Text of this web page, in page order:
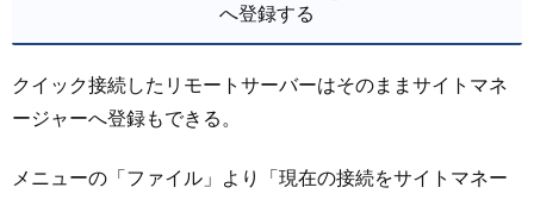
へ登録する
クイック接続したリモートサーバーはそのままサイトマネ
ージャーへ登録もできる。
メニューの「ファイル」より「現在の接続をサイトマネー